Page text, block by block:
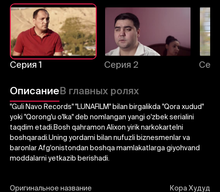
Серия 1 Серия 2
ОписаниеВ главных ролях
"Guli Navo Records" "LUNAFILM" bilan birgalikda "Qora xudud"
yoki "Qorong'u o'lka" deb nomlangan yangi o'zbek serialini
taqdim etadi.Bosh qahramon Alixon yirik narkokartelni
boshqaradi.Uning yordami bilan nufuzli biznesmenlar va
baronlar Afg'onistondan boshqa mamlakatlarga giyohvand
moddalarni yetkazib berishadi.
Оригинальное название Кора Худуд